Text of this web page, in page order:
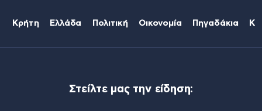
Κρήτη Ελλάδα Πολιτική Οικονομία Πηγαδάκια
Στείλτε μας την είδηση: